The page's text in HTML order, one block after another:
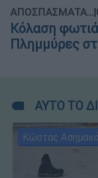
ΑΠΟΣΠΑΣΜΑΤΑ...|
Κόλαση
Πλημμύρες
ΑΥΤΟ ΤΟ
Κώστας